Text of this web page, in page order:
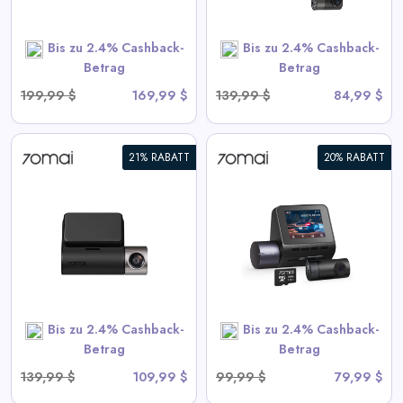
Bis zu 2.4% Cashback-
Betrag
199,99 $
169,99 $
Bis zu 2.4% Cashback-
Betrag
139,99 $
84,99 $
SHOP NOW
21% RABATT
Bis zu 2.4% Cashback-
Betrag
139,99 $
109,99 $
20% RABATT
Bis zu 2.4% Cashback-
Betrag
99,99 $
79,99 $
HDR Dual mit GPS,
Notaufzeichnung, G-Sensor,
App-Steuerung und
kompaktem Design
View All 70mai Deals
SHOP NOW